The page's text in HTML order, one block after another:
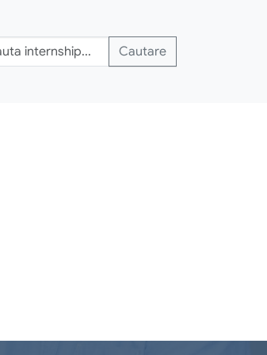
Cautare